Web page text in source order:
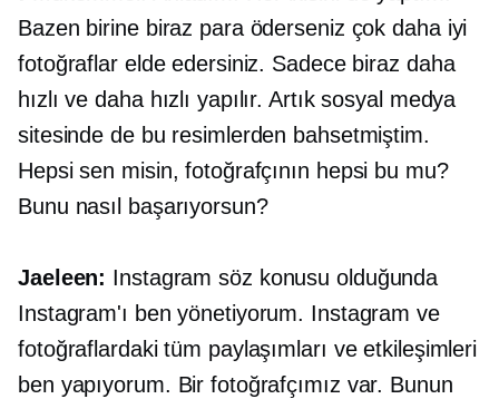
Bazen birine biraz para öderseniz çok daha iyi
fotoğraflar elde edersiniz. Sadece biraz daha
hızlı ve daha hızlı yapılır. Artık sosyal medya
sitesinde de bu resimlerden bahsetmiştim.
Hepsi sen misin, fotoğrafçının hepsi bu mu?
Bunu nasıl başarıyorsun?
Jaeleen: Instagram söz konusu olduğunda
Instagram'ı ben yönetiyorum. Instagram ve
fotoğraflardaki tüm paylaşımları ve etkileşimleri
ben yapıyorum. Bir fotoğrafçımız var. Bunun